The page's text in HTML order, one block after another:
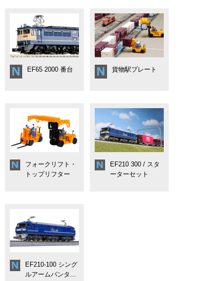
EF65 2000 番台 貨物駅プレート
フォークリフト・
トップリフター
EF210 300 / スタ
ーターセット
EF210-100 シング
ルアームパンタ...